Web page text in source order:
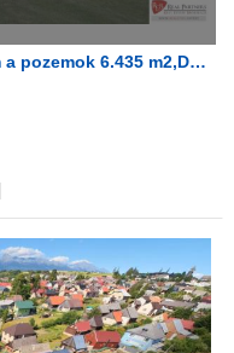
REB.sk, Predaj veľký 7 izbový dom a pozemok 6.435 m2,Dovalovo